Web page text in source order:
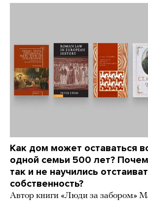
Как дом может оставаться
одной семьи 500 лет?
так и не научились
собственность?
Автор книги «Люди за забором»